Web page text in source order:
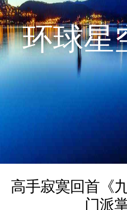
环球星
高手寂寞回首《
门派